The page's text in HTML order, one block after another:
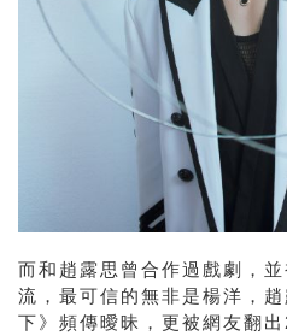
而和趙露思曾合作過戲劇，
流，最可信的無非是楊洋，
下》頻傳曖昧，更被網友翻